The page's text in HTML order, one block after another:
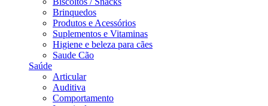
Brinquedos
Produtos e Acessórios
Suplementos e Vitaminas
Higiene e beleza para cães
Saude Cão
Saúde
Articular
Auditiva
Comportamento